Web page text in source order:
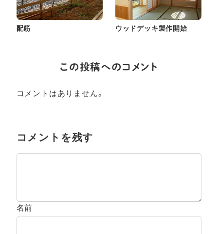
配筋 ウッドデッキ製作開始
この投稿へのコメント
コメントはありません。
コメントを残す
名前